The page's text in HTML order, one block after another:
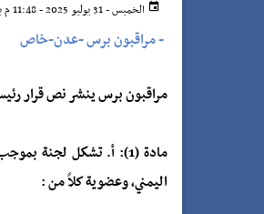
الخميس - 31 يوليو 2025 - 11:48 م بتوقيت عدن
-مراقبون برس -عدن-خاص
مراقبون برس ينشر نص قرار
مادة (1): أ. تشكل لجنة
اليمني، وعضوية كلاً من :